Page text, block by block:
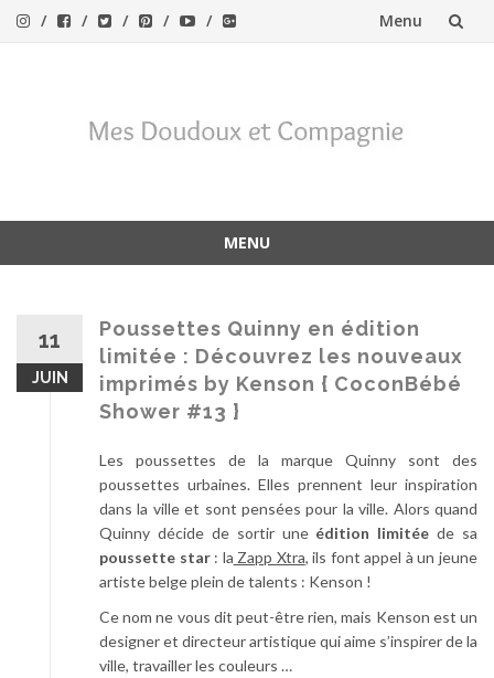
Menu
MENU
11
JUIN
Poussettes Quinny en édition
limitée : Découvrez les nouveaux
imprimés by Kenson { CoconBébé
Shower #13 }
Les poussettes de la marque Quinny sont des
poussettes urbaines. Elles prennent leur inspiration
dans la ville et sont pensées pour la ville. Alors quand
Quinny décide de sortir une édition limitée de sa
poussette star: la Zapp Xtra, ils font appel à un jeune
artiste belge plein de talents : Kenson !
Ce nom ne vous dit peut-être rien, mais Kenson est un
designer et directeur artistique qui aime s’inspirer de la
ville, travailler les couleurs …